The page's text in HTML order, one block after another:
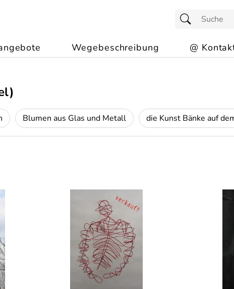
Wegebeschreibung @
Blumen aus Glas und Metall